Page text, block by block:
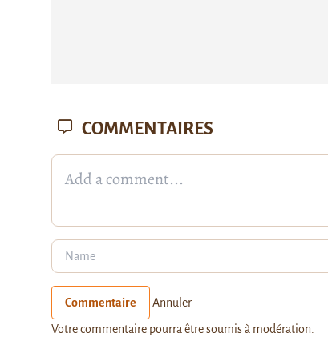
COMMENTAIRES
Commentaire Annuler
Votre commentaire pourra être soumis à modération.